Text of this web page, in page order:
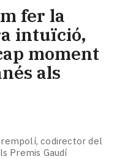
fer la
intuïció,
moment
als
codirector del
Premis Gaudí